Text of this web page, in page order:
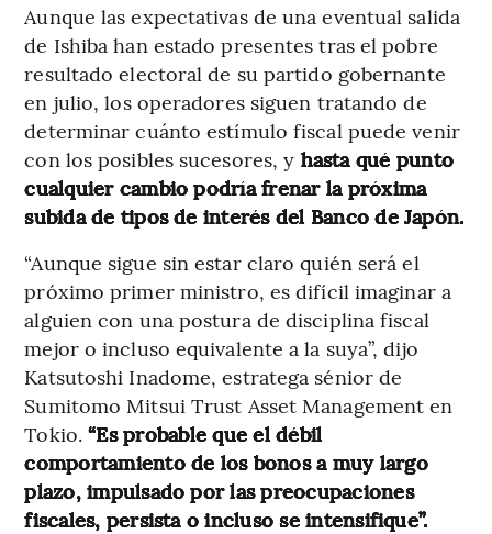
Aunque las expectativas de una eventual salida
de Ishiba han estado presentes tras el pobre
resultado electoral de su partido gobernante
en julio, los operadores siguen tratando de
determinar cuánto estímulo fiscal puede venir
con los posibles sucesores, y hasta qué punto
cualquier cambio podría frenar la próxima
subida de tipos de interés del Banco de Japón.
“Aunque sigue sin estar claro quién será el
próximo primer ministro, es difícil imaginar a
alguien con una postura de disciplina fiscal
mejor o incluso equivalente a la suya”, dijo
Katsutoshi Inadome, estratega sénior de
Sumitomo Mitsui Trust Asset Management en
Tokio. “Es probable que el débil
comportamiento de los bonos a muy largo
plazo, impulsado por las preocupaciones
fiscales, persista o incluso se intensifique”.